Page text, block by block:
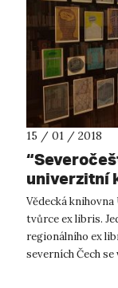
15 / 01 / 2018
univerzitní
Vědecká
tvůrce ex libris.
regionálního ex
severních Čech